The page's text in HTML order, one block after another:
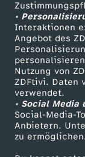
•
Interaktionen
Angebot des
Nutzung von
ZDFtivi. Daten
verwendet.
• Social Media
Social-Media-
Anbietern.
zu
Livestreams
Sendungen A-Z
TV-Programm
ZDF Unternehmen
Karriere